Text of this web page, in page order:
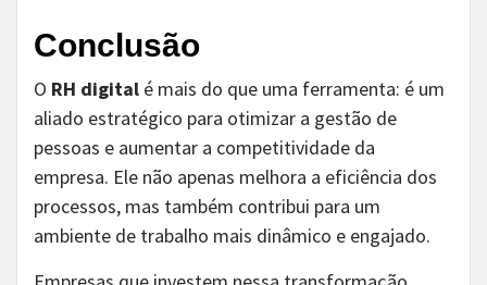
Conclusão
O RH digital é mais do que uma ferramenta: é um
aliado estratégico para otimizar a gestão de
pessoas e aumentar a competitividade da
empresa. Ele não apenas melhora a eficiência dos
processos, mas também contribui para um
ambiente de trabalho mais dinâmico e engajado.